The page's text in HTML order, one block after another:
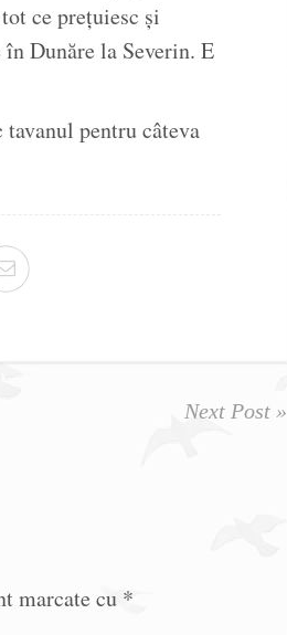
ce prețuiesc și
Dunăre la Severin. E
tavanul pentru câteva
Next Post »
marcate cu *